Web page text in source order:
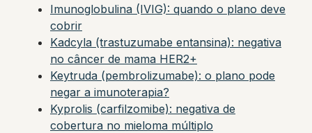
Imunoglobulina (IVIG): quando o plano deve
cobrir
Kadcyla (trastuzumabe entansina): negativa
no câncer de mama HER2+
Keytruda (pembrolizumabe): o plano pode
negar a imunoterapia?
Kyprolis (carfilzomibe): negativa de
cobertura no mieloma múltiplo